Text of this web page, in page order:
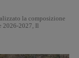
la composizione
2026-2027, Il